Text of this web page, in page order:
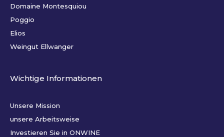
Domaine Montesquiou
Poggio
Elios
Weingut Ellwanger
Wichtige Informationen
Unsere Mission
unsere Arbeitsweise
Investieren Sie in ONWINE